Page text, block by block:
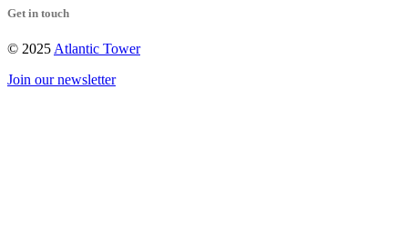
Get in touch
© 2025 Atlantic Tower
Join our newsletter